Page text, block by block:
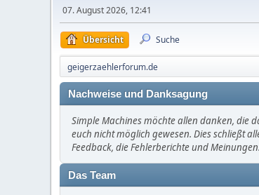
07. August 2026, 12:41
Übersicht Suche
geigerzaehlerforum.de
Nachweise und Danksagung
Simple Machines möchte allen danken, die
euch nicht möglich gewesen. Dies schließt
Feedback, die Fehlerberichte und Meinungen.
Das Team